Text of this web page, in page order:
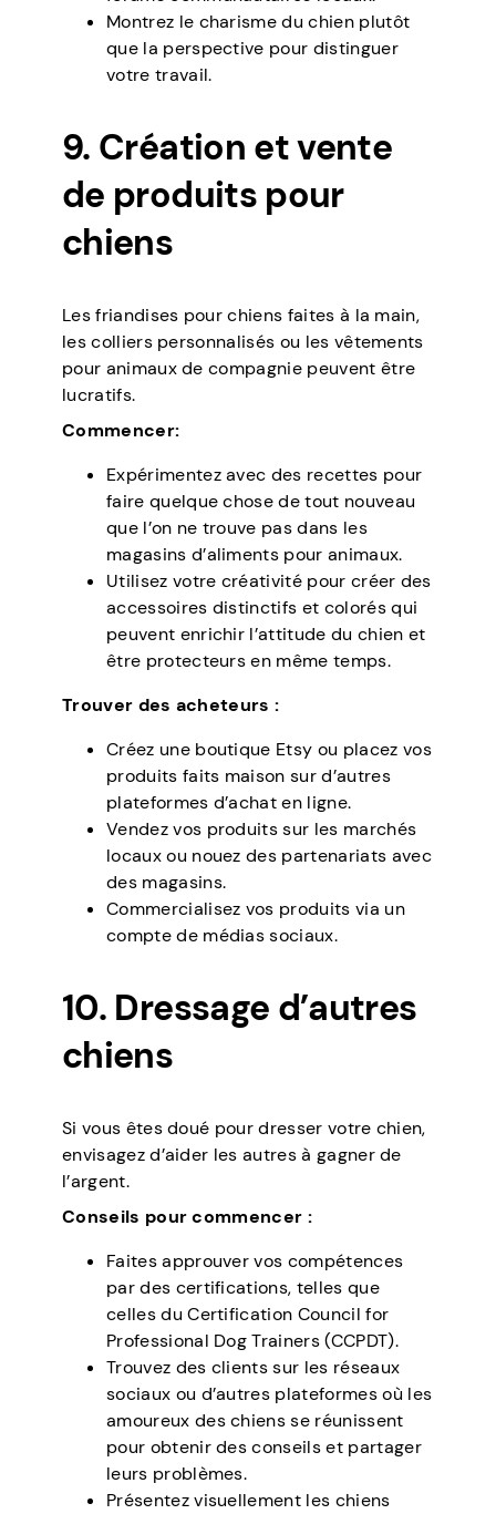
Montrez le charisme du chien plutôt
que la perspective pour distinguer
votre travail.
9. Création et vente
de produits pour
chiens
Les friandises pour chiens faites à la main,
les colliers personnalisés ou les vêtements
pour animaux de compagnie peuvent être
lucratifs.
Commencer:
Expérimentez avec des recettes pour
faire quelque chose de tout nouveau
que l’on ne trouve pas dans les
magasins d’aliments pour animaux.
Utilisez votre créativité pour créer des
accessoires distinctifs et colorés qui
peuvent enrichir l’attitude du chien et
être protecteurs en même temps.
Trouver des acheteurs :
Créez une boutique Etsy ou placez vos
produits faits maison sur d’autres
plateformes d’achat en ligne.
Vendez vos produits sur les marchés
locaux ou nouez des partenariats avec
des magasins.
Commercialisez vos produits via un
compte de médias sociaux.
10. Dressage d’autres
chiens
Si vous êtes doué pour dresser votre chien,
envisagez d’aider les autres à gagner de
l’argent.
Conseils pour commencer :
Faites approuver vos compétences
par des certifications, telles que
celles du Certification Council for
Professional Dog Trainers (CCPDT).
Trouvez des clients sur les réseaux
sociaux ou d’autres plateformes où les
amoureux des chiens se réunissent
pour obtenir des conseils et partager
leurs problèmes.
Présentez visuellement les chiens